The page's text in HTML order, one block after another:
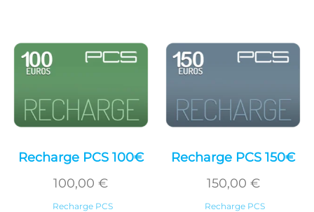
Recharge PCS 100€
100,00€
Recharge PCS
Recharge PCS 150€
150,00 €
Recharge PCS